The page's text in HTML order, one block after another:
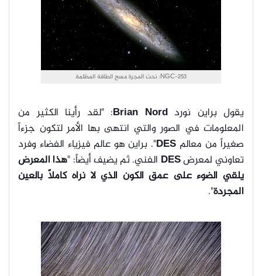
NGC-253: نحت المجرة مسح الطاقة المظلمة
يقول براين نوردBrian Nord: "لقد رأينا الكثير من
المعلومات في الصور والتي انتهى بها الأمر لتكون جزءاً
صغيراً من معالم DES". براين هو عالم فيزياء الفضاء وفرد
تعاوني لمعرضDES الفني. ثم يضيف أيضاً: "هذا المعرض
يلقي الضوء على عمق الكون الذي لا نراه كاملاً بالعين
المجردة".